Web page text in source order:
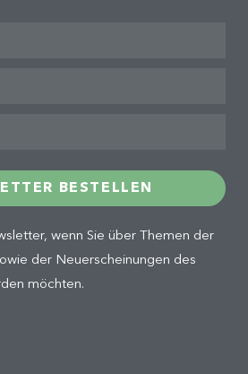
BESTELLEN
wenn Sie über Themen der
der Neuerscheinungen des
möchten.